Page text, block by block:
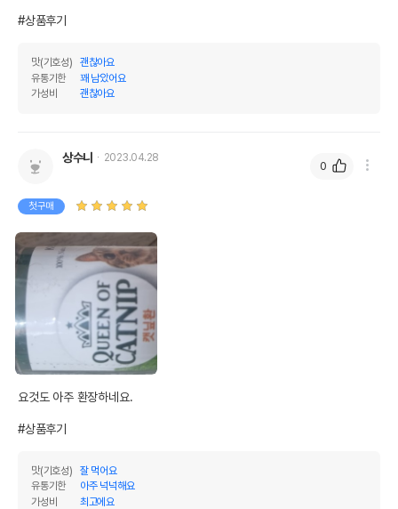
상품 필수 정보
품명 및 모델명
받았음을 확인할수 있는
제조자,수입품의 경우
수입자를 함께 표기
#상품후기
맛(기호성)
괜찮아요
유통기한
꽤 남았어요
가성비
괜찮아요
상수니 2023.04.28
첫구매
요것도 아주 환장하네요.
#상품후기
맛(기호성)
잘 먹어요
유통기한
아주 넉넉해요
가성비
최고에요
0